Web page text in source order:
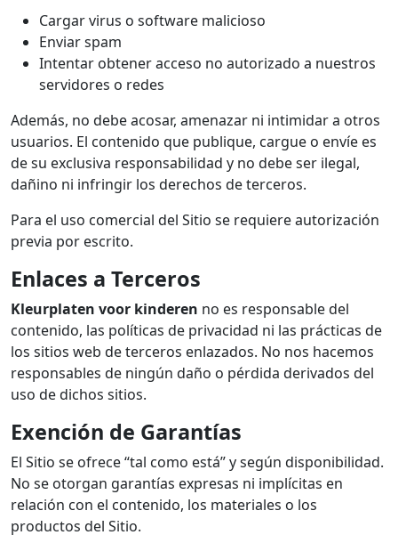
Cargar virus o software malicioso
Enviar spam
Intentar obtener acceso no autorizado a nuestros
servidores o redes
Además, no debe acosar, amenazar ni intimidar a otros
usuarios. El contenido que publique, cargue o envíe es
de su exclusiva responsabilidad y no debe ser ilegal,
dañino ni infringir los derechos de terceros.
Para el uso comercial del Sitio se requiere autorización
previa por escrito.
Enlaces a Terceros
Kleurplaten voor kinderen no es responsable del
contenido, las políticas de privacidad ni las prácticas de
los sitios web de terceros enlazados. No nos hacemos
responsables de ningún daño o pérdida derivados del
uso de dichos sitios.
Exención de Garantías
El Sitio se ofrece “tal como está” y según disponibilidad.
No se otorgan garantías expresas ni implícitas en
relación con el contenido, los materiales o los
productos del Sitio.